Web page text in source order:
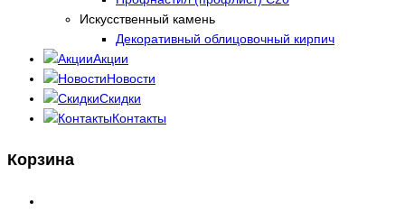
Искусственный камень
Декоративный облицовочный кирпич
Акции
Новости
Скидки
Контакты
Корзина